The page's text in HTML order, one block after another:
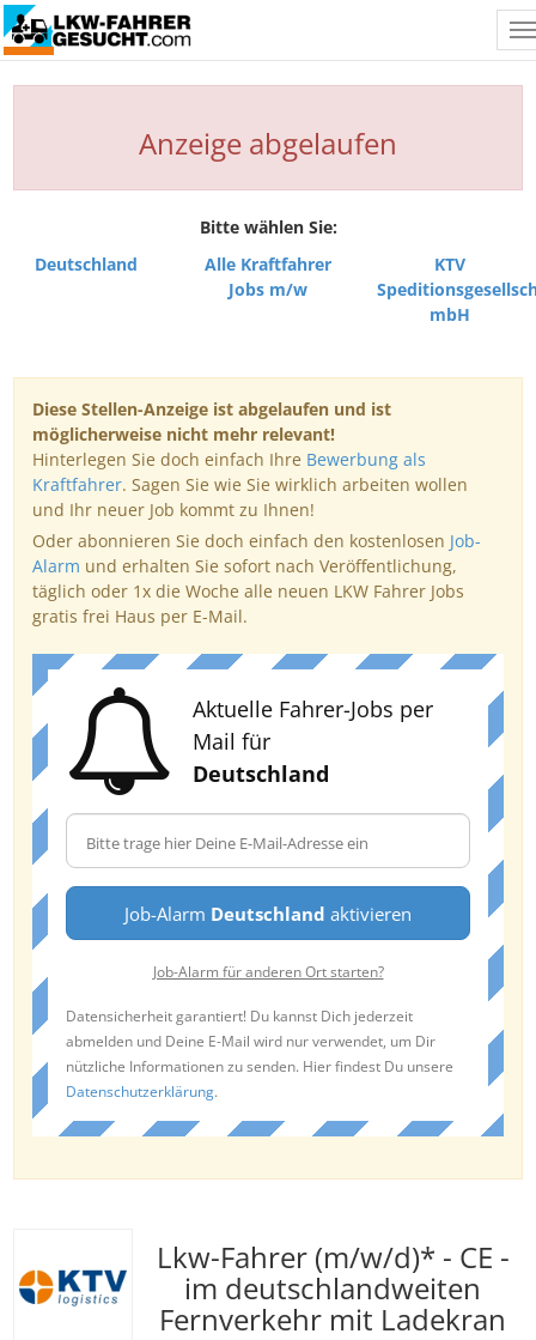
Anzeige abgelaufen
Bitte wählen Sie:
Deutschland
Alle Kraftfahrer
Jobs m/w
KTV
mbH
Diese Stellen-Anzeige ist abgelaufen und ist
möglicherweise nicht mehr relevant!
Hinterlegen Sie doch einfach Ihre Bewerbung als
Kraftfahrer. Sagen Sie wie Sie wirklich arbeiten wollen
und Ihr neuer Job kommt zu Ihnen!
Oder abonnieren Sie doch einfach den kostenlosen Job-
Alarm und erhalten Sie sofort nach Veröffentlichung,
täglich oder 1x die Woche alle neuen LKW Fahrer Jobs
gratis frei Haus per E-Mail.
Aktuelle Fahrer-Jobs per
Mail für
Deutschland
Job-Alarm Deutschland aktivieren
Job-Alarm für anderen Ort starten?
Datensicherheit garantiert! Du kannst Dich jederzeit
abmelden und Deine E-Mail wird nur verwendet, um Dir
nützliche Informationen zu senden. Hier findest Du unsere
Datenschutzerklärung.
Lkw-Fahrer (m/w/d)* - CE -
im deutschlandweiten
Fernverkehr mit Ladekran